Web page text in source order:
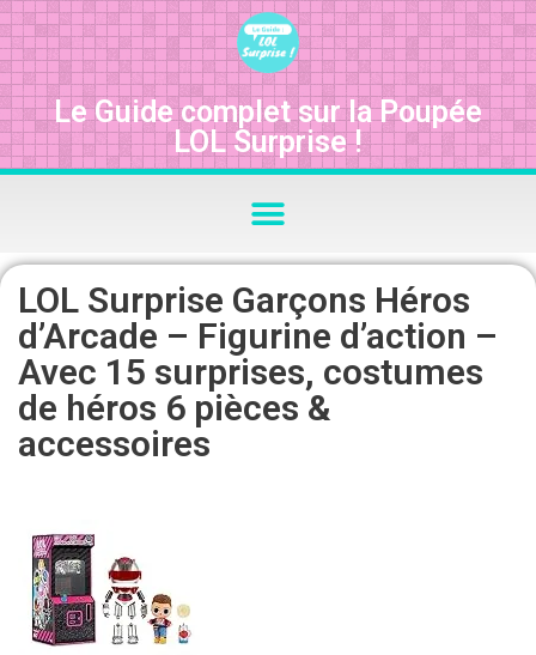
Le Guide complet sur la Poupée
LOL Surprise !
LOL Surprise Garçons Héros
d’Arcade – Figurine d’action –
Avec 15 surprises, costumes
de héros 6 pièces &
accessoires